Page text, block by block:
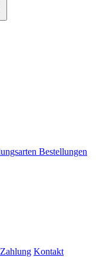
Bestellungen
Kontakt